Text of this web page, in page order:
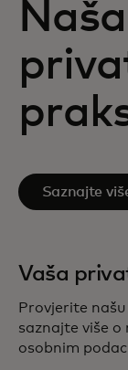
Saznajte
opens in a
Vaša
Provjerite
saznajte više o
osobnim